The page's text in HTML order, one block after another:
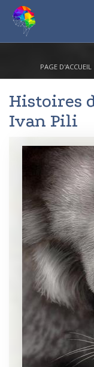
PAGE D'ACCUEIL
Histoires
Ivan Pili